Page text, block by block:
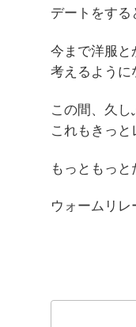
デートをする
今まで洋服と
考えるように
この間、久し
これもきっと
もっともっ
ウォームリレ